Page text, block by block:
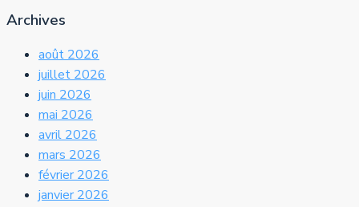
Archives
août 2026
juillet 2026
juin 2026
mai 2026
avril 2026
mars 2026
février 2026
janvier 2026